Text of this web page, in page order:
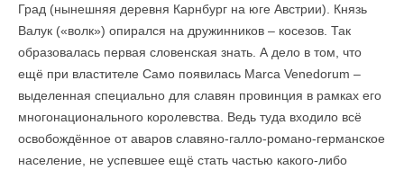
Град (нынешняя деревня Карнбург на юге Австрии). Князь
Валук («волк») опирался на дружинников – косезов. Так
образовалась первая словенская знать. А дело в том, что
ещё при властителе Само появилась Marca Venedorum –
выделенная специально для славян провинция в рамках его
многонационального королевства. Ведь туда входило всё
освобождённое от аваров славяно-галло-романо-германское
население, не успевшее ещё стать частью какого-либо